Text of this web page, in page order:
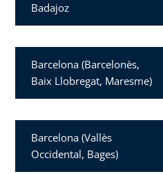
Badajoz
Barcelona (Barcelonès,
Baix Llobregat, Maresme)
Barcelona (Vallès
Occidental, Bages)